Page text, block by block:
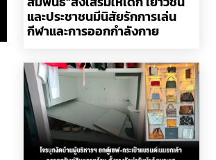
และประชาชนมีนิสัยรักการเล่น
กีฬาและการออกกำลังกาย